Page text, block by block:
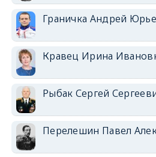
Граничка Андрей
Кравец Ирина
Рыбак Сергей
Перелешин Павел